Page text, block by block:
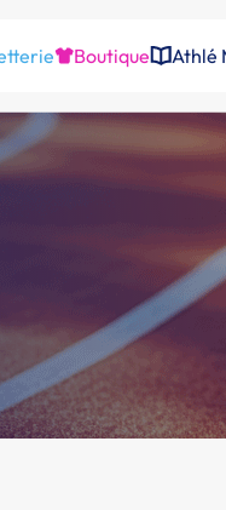
Boutique Athlé